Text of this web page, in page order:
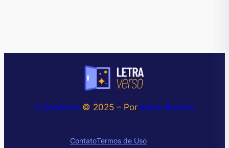
LetraVerso © 2025 – Por Klaus Bentes
ContatoTermos de UsoInstagram